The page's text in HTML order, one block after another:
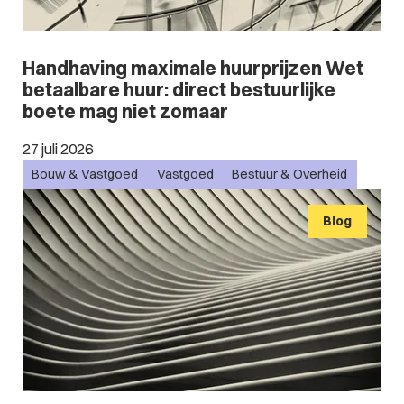
Handhaving maximale huurprijzen Wet
betaalbare huur: direct bestuurlijke
boete mag niet zomaar
27 juli 2026
Bouw & Vastgoed Vastgoed Bestuur & Overheid
Blog